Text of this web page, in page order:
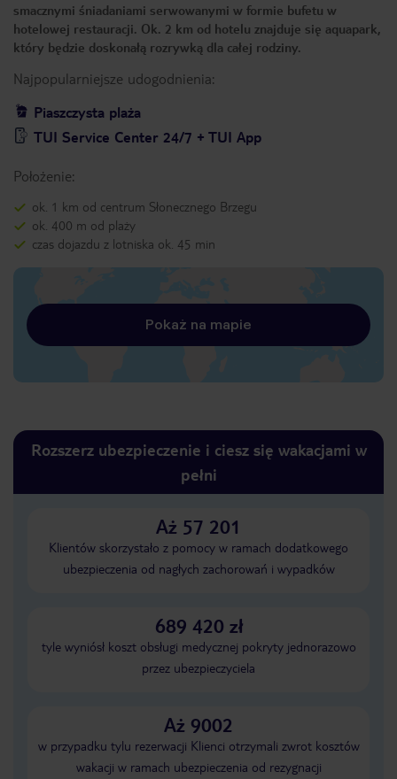
smacznymi śniadaniami serwowanymi w formie bufetu w
hotelowej restauracji. Ok. 2 km od hotelu znajduje się aquapark,
który będzie doskonałą rozrywką dla całej rodziny.
Najpopularniejsze udogodnienia:
Piaszczysta plaża
TUI Service Center 24/7 + TUI App
Położenie:
ok. 1 km od centrum Słonecznego Brzegu
ok. 400 m od plaży
czas dojazdu z lotniska ok. 45 min
Pokaż na mapie
Rozszerz ubezpieczenie i ciesz się wakacjami w
pełni
Aż 57 201
Klientów skorzystało z pomocy w ramach dodatkowego
ubezpieczenia od nagłych zachorowań i wypadków
689 420 zł
tyle wyniósł koszt obsługi medycznej pokryty jednorazowo
przez ubezpieczyciela
Aż 9002
w przypadku tylu rezerwacji Klienci otrzymali zwrot kosztów
wakacji w ramach ubezpieczenia od rezygnacji